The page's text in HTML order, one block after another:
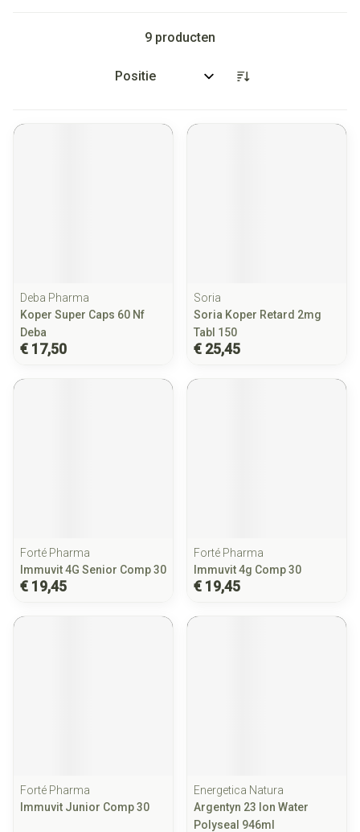
9 producten
Sorteer op:
Deba Pharma
Koper Super Caps 60 Nf
Deba
€ 17,50
Soria
Soria Koper Retard 2mg
Tabl 150
€ 25,45
Forté Pharma
Immuvit 4G Senior Comp 30
€ 19,45
Forté Pharma
Immuvit 4g Comp 30
€ 19,45
Forté Pharma
Immuvit Junior Comp 30
Energetica Natura
Argentyn 23 Ion Water
Polyseal 946ml